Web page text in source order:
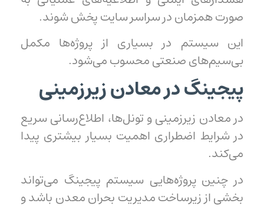
صورت همزمان در سراسر سایت پخش شوند.
این سیستم در بسیاری از پروژه‌ها مکمل
بی‌سیم‌های صنعتی محسوب می‌شود.
پیجینگ در معادن زیرزمینی
در معادن زیرزمینی و تونل‌ها، اطلاع‌رسانی سریع
در شرایط اضطراری اهمیت بسیار بیشتری پیدا
می‌کند.
در چنین پروژه‌هایی سیستم پیجینگ می‌تواند
بخشی از زیرساخت مدیریت بحران معدن باشد و